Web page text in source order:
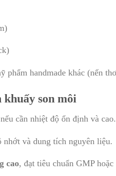
phẩm handmade khác (nến
son môi
cần nhiệt độ ổn định và cao.
và dung tích nguyên liệu.
cao, đạt tiêu chuẩn GMP